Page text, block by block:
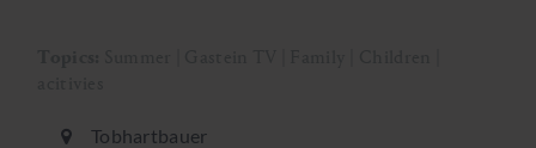
Tobhartbauer